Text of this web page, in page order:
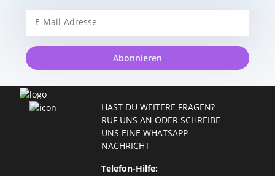
Abonnieren
HAST DU WEITERE FRAGEN?
RUF UNS AN ODER SCHREIBE
UNS EINE WHATSAPP
NACHRICHT
Telefon-Hilfe: